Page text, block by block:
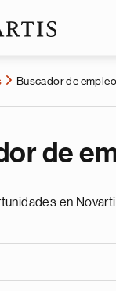
Buscador de empleo
de
en